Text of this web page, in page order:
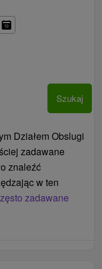
14,00 € / osoba /
/ dopłata stała
€ / noc
Szukaj
Działem Obslugi
zadawane
znaleźć
w ten
zadawane